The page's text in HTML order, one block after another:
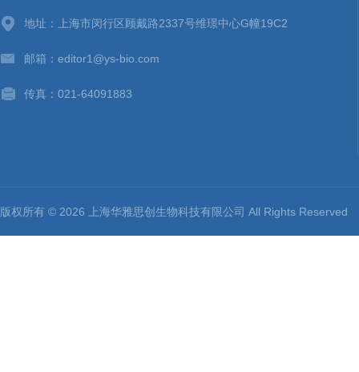
地址：上海市闵行区顾戴路2337号维璟中心G幢19C2
邮箱：editor1@ys-bio.com
传真：021-64091883
版权所有 © 2026 上海华雅思创生物科技有限公司 All Rights